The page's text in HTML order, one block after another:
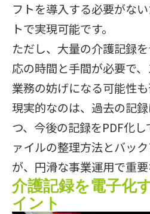
フトを導入する必要がな
トで実現可能です。
ただし、大量の介護記録
応の時間と手間が必要で
業務の妨げになる可能性も
現実的なのは、過去の記
つ、今後の記録をPDF化
ァイルの整理方法とバッ
が、円滑な事業運用で重要
介護記録を電子化
イント